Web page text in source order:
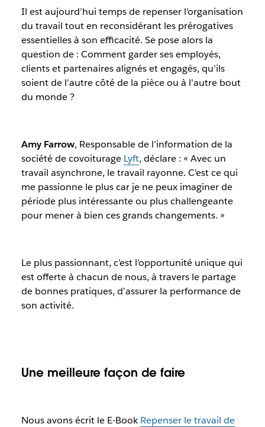
Il est aujourd’hui temps de repenser l’organisation
du travail tout en reconsidérant les prérogatives
essentielles à son efficacité. Se pose alors la
question de : Comment garder ses employés,
clients et partenaires alignés et engagés, qu’ils
soient de l’autre côté de la pièce ou à l’autre bout
du monde ?
Amy Farrow, Responsable de l’information de la
société de covoiturage Lyft, déclare : « Avec un
travail asynchrone, le travail rayonne. C’est ce qui
me passionne le plus car je ne peux imaginer de
période plus intéressante ou plus challengeante
pour mener à bien ces grands changements. »
Le plus passionnant, c’est l’opportunité unique qui
est offerte à chacun de nous, à travers le partage
de bonnes pratiques, d’assurer la performance de
son activité.
Une meilleure façon de faire
Nous avons écrit le E-BookRepenser le travail de